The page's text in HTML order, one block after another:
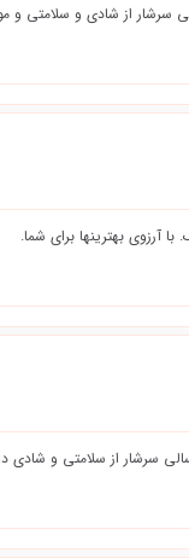
سرشار از شادی و سلامتی و
آرزوی بهترینها برای شما.
سرشار از سلامتی و شادی